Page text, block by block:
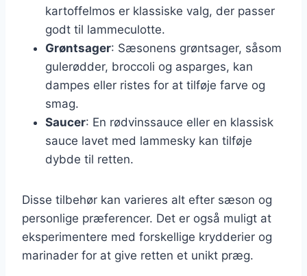
kartoffelmos er klassiske valg, der passer
godt til lammeculotte.
Grøntsager: Sæsonens grøntsager, såsom
gulerødder, broccoli og asparges, kan
dampes eller ristes for at tilføje farve og
smag.
Saucer: En rødvinssauce eller en klassisk
sauce lavet med lammesky kan tilføje
dybde til retten.
Disse tilbehør kan varieres alt efter sæson og
personlige præferencer. Det er også muligt at
eksperimentere med forskellige krydderier og
marinader for at give retten et unikt præg.